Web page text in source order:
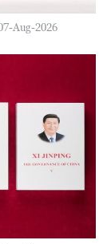
Aug-2026